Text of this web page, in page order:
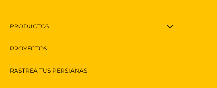
PRODUCTOS
PROYECTOS
RASTREA TUS PERSIANAS